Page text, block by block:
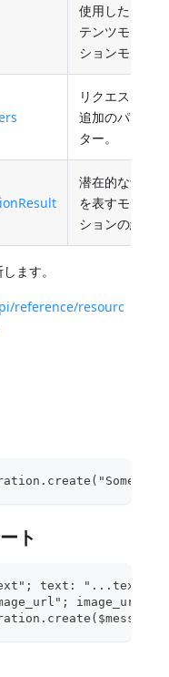
使用したいコン
テンツモデレー
ションモデル。
リクエスト用の
追加のパラメー
ター。
潜在的な危険性
を表すモデレー
ションの結果。
ます。
reference/resourc
ト
"text"; text: "...text
image_url: